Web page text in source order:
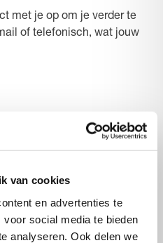
van cookies
en advertenties te
social media te bieden
analyseren. Ook delen we
met je op om je verder te
of telefonisch, wat jouw